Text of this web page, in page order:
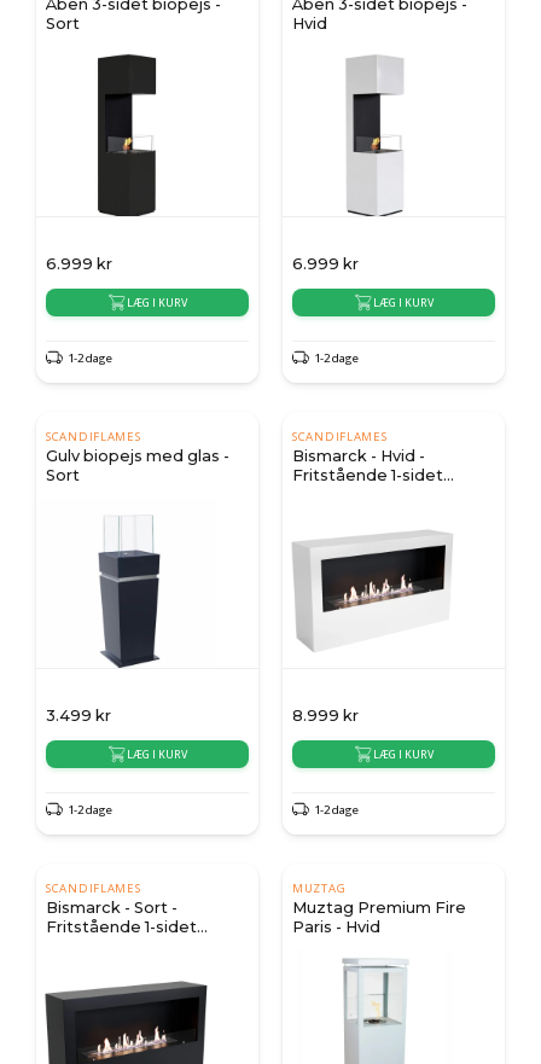
Åben 3-sidet biopejs -
Sort
6.999 kr
LÆG I KURV
1-2 dage
Åben 3-sidet biopejs -
Hvid
6.999 kr
LÆG I KURV
1-2 dage
SCANDIFLAMES
Gulv biopejs med glas -
Sort
3.499 kr
LÆG I KURV
1-2 dage
SCANDIFLAMES
Bismarck - Hvid -
Fritstående 1-sidet
8.999 kr
LÆG I KURV
1-2 dage
SCANDIFLAMES
Bismarck - Sort -
Fritstående 1-sidet
MUZTAG
Muztag Premium Fire
Paris - Hvid